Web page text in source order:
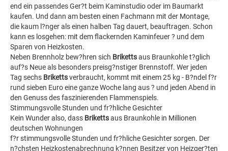
end ein passendes Ger?t beim Kaminstudio oder im Baumarkt
kaufen. Und dann am besten einen Fachmann mit der Montage,
die kaum l?nger als einen halben Tag dauert, beauftragen. Schon
kann es losgehen: mit dem flackernden Kaminfeuer ? und dem
Sparen von Heizkosten.
Neben Brennholz bew?hren sich Brikettsaus Braunkohle t?glich
auf?s Neue als besonders preisg?nstiger Brennstoff. Wer jeden
Tag sechs Brikettsverbraucht, kommt mit einem 25 kg - B?ndel f?r
rund sieben Euro eine ganze Woche lang aus ? und jeden Abend in
den Genuss des faszinierenden Flammenspiels.
Stimmungsvolle Stunden und fr?hliche Gesichter
Kein Wunder also, dass Brikettsaus Braunkohle in Millionen
deutschen Wohnungen
f?r stimmungsvolle Stunden und fr?hliche Gesichter sorgen. Der
n?chsten Heizkostenabrechnung k?nnen Besitzer von Heizger?ten